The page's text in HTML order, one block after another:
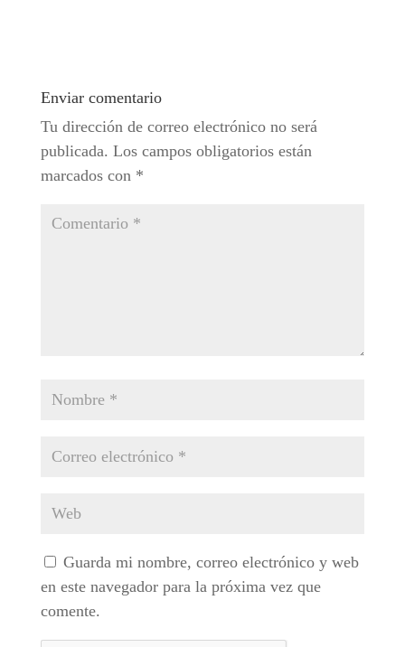
Enviar comentario
Tu dirección de correo electrónico no será
publicada. Los campos obligatorios están
marcados con *
Guarda mi nombre, correo electrónico y web
en este navegador para la próxima vez que
comente.